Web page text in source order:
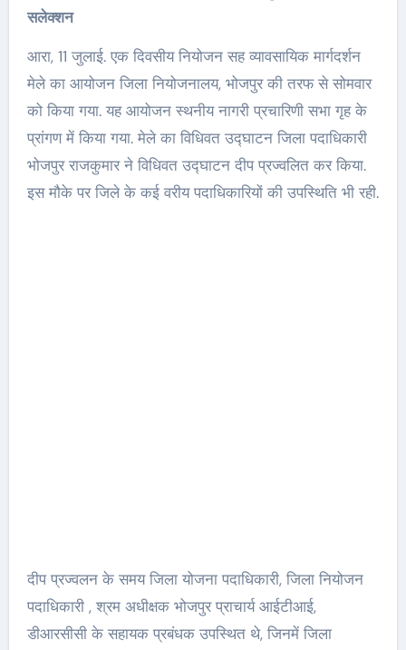
सलेक्शन
आरा, 11 जुलाई. एक दिवसीय नियोजन सह व्यावसायिक मार्गदर्शन
मेले का आयोजन जिला नियोजनालय, भोजपुर की तरफ से सोमवार
को किया गया. यह आयोजन स्थनीय नागरी प्रचारिणी सभा गृह के
प्रांगण में किया गया. मेले का विधिवत उद्घाटन जिला पदाधिकारी
भोजपुर राजकुमार ने विधिवत उद्घाटन दीप प्रज्वलित कर किया.
इस मौके पर जिले के कई वरीय पदाधिकारियों की उपस्थिति भी रही.
दीप प्रज्वलन के समय जिला योजना पदाधिकारी, जिला नियोजन
पदाधिकारी , श्रम अधीक्षक भोजपुर प्राचार्य आईटीआई,
डीआरसीसी के सहायक प्रबंधक उपस्थित थे, जिनमें जिला